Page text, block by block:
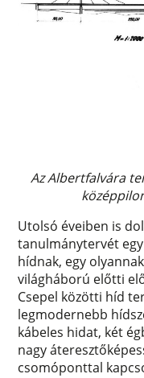
Az Albertfalvára
Utolsó éveiben is
tanulmánytervét
hídnak, egy
világháború előtti
Csepel közötti híd
legmodernebb
kábeles hidat, két
nagy
csomóponttal